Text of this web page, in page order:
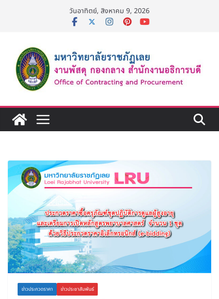
วันอาทิตย์, สิงหาคม 9, 2026
ข่าวประกวดราคา ข่าวประชาสัมพันธ์